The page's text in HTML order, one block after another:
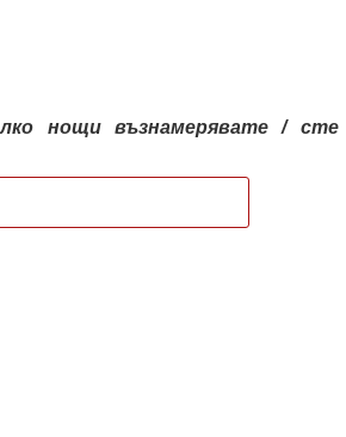
Оряхово
нощи възнамерявате / сте